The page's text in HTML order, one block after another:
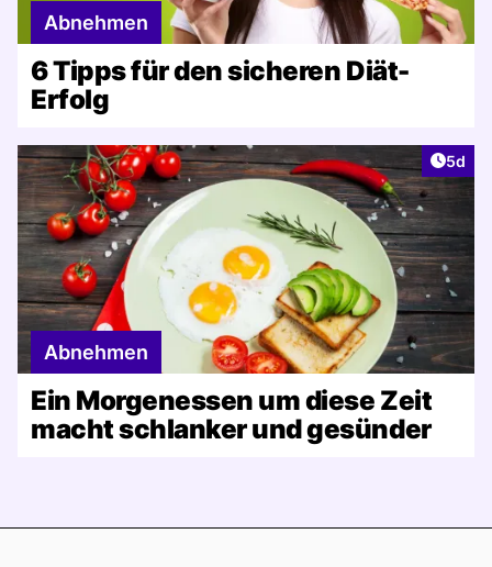
Abnehmen
6 Tipps für den sicheren Diät-
Erfolg
5d
Abnehmen
Ein Morgenessen um diese Zeit
macht schlanker und gesünder